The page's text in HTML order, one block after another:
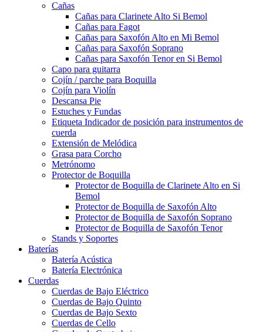
Cañas
Cañas para Clarinete Alto Si Bemol
Cañas para Fagot
Cañas para Saxofón Alto en Mi Bemol
Cañas para Saxofón Soprano
Cañas para Saxofón Tenor en Si Bemol
Capo para guitarra
Cojín / parche para Boquilla
Cojín para Violín
Descansa Pie
Estuches y Fundas
Etiqueta Indicador de posición para instrumentos de
cuerda
Extensión de Melódica
Grasa para Corcho
Metrónomo
Protector de Boquilla
Protector de Boquilla de Clarinete Alto en Si
Bemol
Protector de Boquilla de Saxofón Alto
Protector de Boquilla de Saxofón Soprano
Protector de Boquilla de Saxofón Tenor
Stands y Soportes
Baterías
Batería Acústica
Batería Electrónica
Cuerdas
Cuerdas de Bajo Eléctrico
Cuerdas de Bajo Quinto
Cuerdas de Bajo Sexto
Cuerdas de Cello